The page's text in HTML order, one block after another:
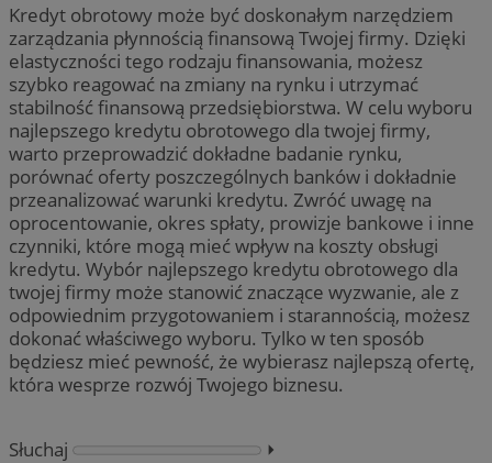
Kredyt obrotowy może być doskonałym narzędziem
zarządzania płynnością finansową Twojej firmy. Dzięki
elastyczności tego rodzaju finansowania, możesz
szybko reagować na zmiany na rynku i utrzymać
stabilność finansową przedsiębiorstwa. W celu wyboru
najlepszego kredytu obrotowego dla twojej firmy,
warto przeprowadzić dokładne badanie rynku,
porównać oferty poszczególnych banków i dokładnie
przeanalizować warunki kredytu. Zwróć uwagę na
oprocentowanie, okres spłaty, prowizje bankowe i inne
czynniki, które mogą mieć wpływ na koszty obsługi
kredytu. Wybór najlepszego kredytu obrotowego dla
twojej firmy może stanowić znaczące wyzwanie, ale z
odpowiednim przygotowaniem i starannością, możesz
dokonać właściwego wyboru. Tylko w ten sposób
będziesz mieć pewność, że wybierasz najlepszą ofertę,
która wesprze rozwój Twojego biznesu.
Słuchaj
⏵︎